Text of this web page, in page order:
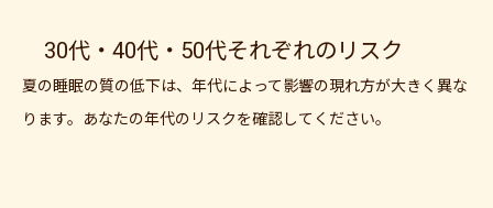
30代・40代・50代それぞれのリスク
夏の睡眠の質の低下は、年代によって影響の現れ方が大きく異な
ります。あなたの年代のリスクを確認してください。